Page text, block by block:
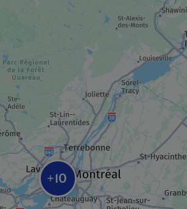
SALA DE CONCIERTOS/TEATRO
Casa de las Artes de Laval
SALA DE CONCIERTOS/TEATRO
Place Bell
SALA DE CONCIERTOS/TEATRO
Sala André-Mathieu
+10